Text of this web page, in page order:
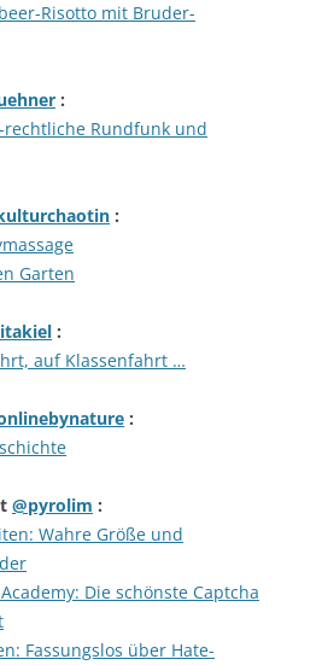
Risotto mit Bruder-
:
Rundfunk und
:
Garten
:
auf Klassenfahrt …
:
@pyrolim :
Wahre Größe und
Die schönste Captcha
Fassungslos über Hate-